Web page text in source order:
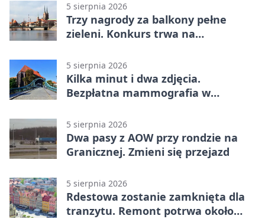
5 sierpnia 2026
Trzy nagrody za balkony pełne
zieleni. Konkurs trwa na
5 sierpnia 2026
Kilka minut i dwa zdjęcia.
Bezpłatna mammografia w
5 sierpnia 2026
Dwa pasy z AOW przy rondzie na
Granicznej. Zmieni się przejazd
5 sierpnia 2026
Rdestowa zostanie zamknięta dla
tranzytu. Remont potrwa około